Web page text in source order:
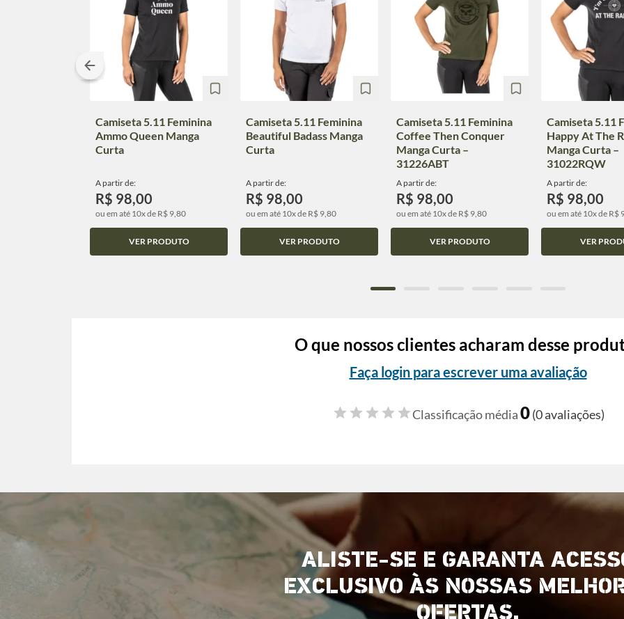
Camiseta 5.11 Feminina
Ammo Queen Manga
Curta
A partir de:
R$ 98,00
ou em até 10x de R$ 9,80
VER PRODUTO
Camiseta 5.11 Feminina
Beautiful Badass Manga
Curta
A partir de:
R$ 98,00
ou em até 10x de R$ 9,80
VER PRODUTO
Camiseta 5.11 Feminina
Coffee Then Conquer
Manga Curta –
31226ABT
A partir de:
R$ 98,00
ou em até 10x de R$ 9,80
VER PRODUTO
Camiseta 5.11
Happy At The
Manga Curta –
31022RQW
A partir de:
R$ 98,00
ou em até 10x de R$
VER
O que nossos clientes acharam desse
Faça login para escrever uma avaliação
Classificação média0(0 avaliações)
ALISTE-SE E GARANTA
EXCLUSIVO ÀS NOSSAS
OFERTAS.